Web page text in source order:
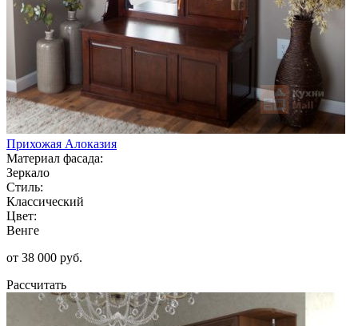
Прихожая Алоказия
Материал фасада:
Зеркало
Стиль:
Классический
Цвет:
Венге
от 38 000 руб.
Рассчитать